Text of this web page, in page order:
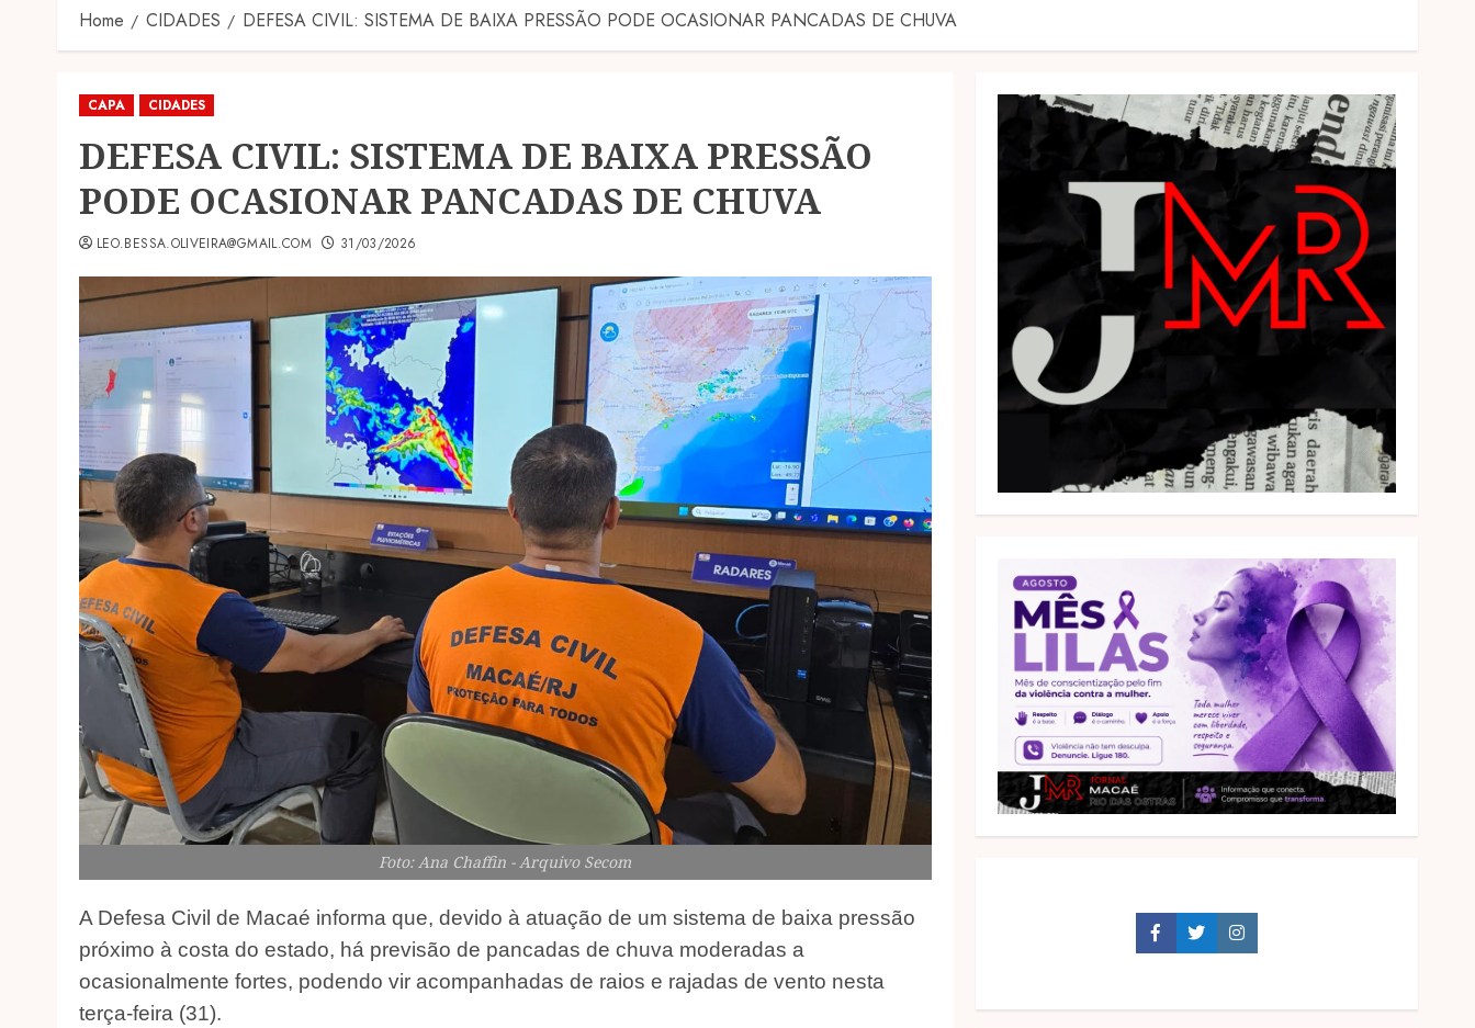
Home CIDADES DEFESA CIVIL: SISTEMA DE BAIXA PRESSÃO PODE OCASIONAR PANCADAS DE CHUVA
CAPA CIDADES
DEFESA CIVIL: SISTEMA DE BAIXA PRESSÃO
PODE OCASIONAR PANCADAS DE CHUVA
LEO.BESSA.OLIVEIRA@GMAIL.COM 31/03/2026
Foto: Ana Chaffin - Arquivo Secom
A Defesa Civil de Macaé informa que, devido à atuação de um sistema de baixa pressão
próximo à costa do estado, há previsão de pancadas de chuva moderadas a
ocasionalmente fortes, podendo vir acompanhadas de raios e rajadas de vento nesta
terça-feira (31).
Facebook
TwitterInstagram